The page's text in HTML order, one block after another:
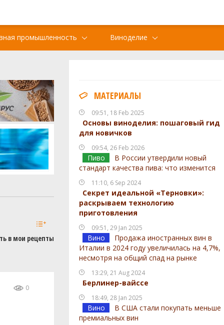
промышленность Виноделие
МАТЕРИАЛЫ
09:51, 18 Feb 2025
Основы виноделия: пошаговый гид
для новичков
09:54, 26 Feb 2026
Пиво
В России утвердили новый
стандарт качества пива: что изменится
11:10, 6 Sep 2024
Секрет идеальной «Терновки»:
раскрываем технологию
приготовления
09:51, 29 Jan 2025
Вино
Продажа иностранных вин в
Италии в 2024 году увеличилась на 4,7%,
несмотря на общий спад на рынке
13:29, 21 Aug 2024
Берлинер-вайссе
18:49, 28 Jan 2025
Вино
В США стали покупать меньше
премиальных вин
в мои рецепты
0